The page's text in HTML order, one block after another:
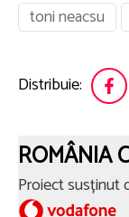
toni neacsu
Distribuie:
ROMÂNIA
Proiect susținut